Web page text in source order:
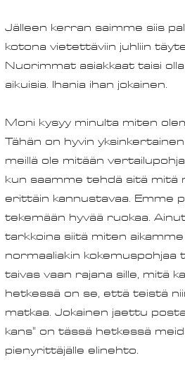
Jälleen kerran saimme siis
kotona vietettäviin juhliin
Nuorimmat asiakkaat taisi
aikuisia. Ihania ihan jokainen.
Moni kysyy minulta miten
Tähän on hyvin
meillä ole mitään
kun saamme tehdä sitä mitä
erittäin kannustavaa. Emme
tekemään hyvää ruokaa.
tarkkoina siitä miten
normaaliakin
taivas vaan rajana sille, mitä
hetkessä on se, että teistä
matkaa. Jokainen jaettu
kans" on tässä hetkessä
pienyrittäjälle elinehto.